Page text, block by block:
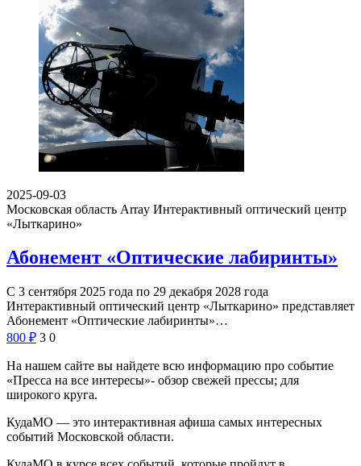
2025-09-03
Московская область Array Интерактивный оптический центр
«Лыткарино»
Абонемент «Оптические лабиринты»
С 3 сентября 2025 года по 29 декабря 2028 года
Интерактивный оптический центр «Лыткарино» представляет
Абонемент «Оптические лабиринты»…
800 ₽ 3 0
На нашем сайте вы найдете всю информацию про событие
«Пресса на все интересы»- обзор свежей прессы; для
широкого круга.
КудаМО — это интерактивная афиша самых интересных
событий Московской области.